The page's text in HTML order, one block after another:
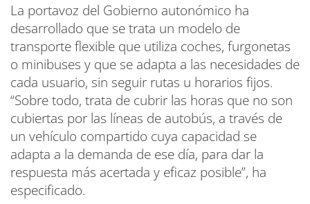
La portavoz del Gobierno autonómico ha
desarrollado que se trata un modelo de
transporte flexible que utiliza coches, furgonetas
o minibuses y que se adapta a las necesidades de
cada usuario, sin seguir rutas u horarios fijos.
“Sobre todo, trata de cubrir las horas que no son
cubiertas por las líneas de autobús, a través de
un vehículo compartido cuya capacidad se
adapta a la demanda de ese día, para dar la
respuesta más acertada y eficaz posible”, ha
especificado.